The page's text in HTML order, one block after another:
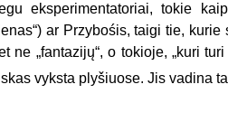
eksperimentatoriai, tokie
ar Przybośis, taigi tie, kurie
ne „fantazijų“, o tokioje, „kuri
vyksta plyšiuose. Jis vadina